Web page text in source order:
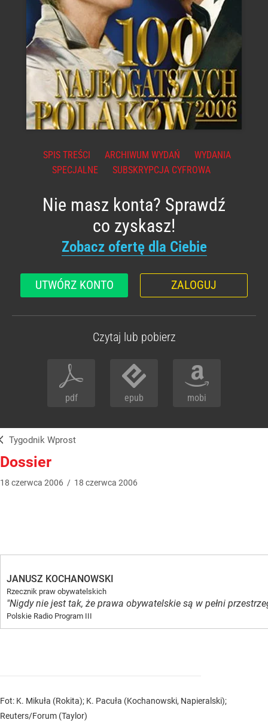
SPIS TREŚCI ARCHIWUM WYDAŃ
WYDANIA
SPECJALNE
SUBSKRYPCJA CYFROWA
Nie masz konta? Sprawdź
co zyskasz!
Zobacz ofertę dla Ciebie
UTWÓRZ KONTO ZALOGUJ
Czytaj lub pobierz
pdf epub mobi
Tygodnik Wprost
Dossier
18 czerwca 2006 / 18 czerwca 2006
JANUSZ KOCHANOWSKI
Rzecznik praw obywatelskich
"Nigdy nie jest tak, że prawa obywatelskie są w pełni
Polskie Radio Program III
Fot: K. Mikuła (Rokita); K. Pacuła (Kochanowski, Napieralski);
Reuters/Forum (Taylor)